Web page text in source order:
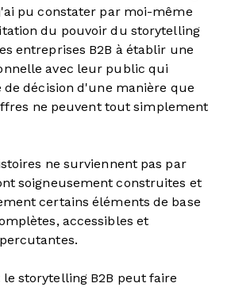
pu constater par moi-même
du pouvoir du storytelling
entreprises B2B à établir une
avec leur public qui
décision d'une manière que
ne peuvent tout simplement
ne surviennent pas par
soigneusement construites et
certains éléments de base
accessibles et
le storytelling B2B peut faire